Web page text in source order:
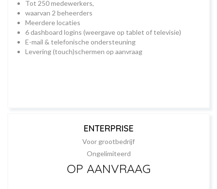
Tot 250 medewerkers,
waarvan 2 beheerders
Meerdere locaties
6 dashboard logins (weergave op tablet of televisie)
E-mail & telefonische ondersteuning
Levering (touch)schermen op aanvraag
ENTERPRISE
Voor grootbedrijf
Ongelimiteerd
OP AANVRAAG